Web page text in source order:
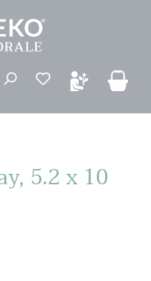
Du har 0
5.2 x 10